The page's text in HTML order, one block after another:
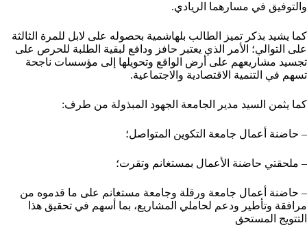
والتوفيق في مسارهما الريادي.
كما يشيد بذكر تميز الطالب بلهاشمية بحصوله على لابل للمرة الثالثة
على التوالي؛ الأمر الذي يعتبر حافز ودافع لبقية الطلبة للحرص على
تجسيد مشاريعهم على أرض الواقع وتحويلها إلى مؤسسات ناجحة
تسهم في التنمية الاقتصادية والاجتماعية.
كما يثمن السيد مدير الجامعة الجهود المبذولة من طرف:
– حاضنة أعمال جامعة التكوين المتواصل؛
– ملحقتي حاضنة الأعمال بمستغانم وتقرت؛
– حاضنة أعمال جامعة ورقلة وجامعة مستغانم على ما قدموه من
مرافقة وتأطير ودعم لحاملي المشاريع، بما أسهم في تحقيق هذا
التتويج المستحق